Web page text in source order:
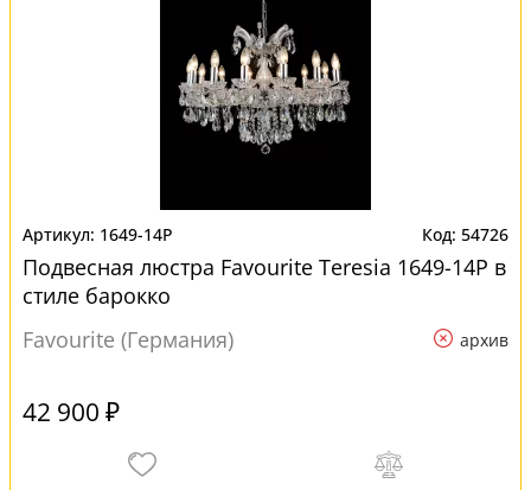
1649-14P 54726
Подвесная люстра Favourite Teresia 1649-14P в
стиле барокко
Favourite (Германия)
архив
42 900 ₽